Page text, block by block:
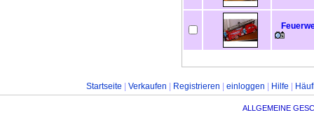
Startseite Verkaufen Registrieren einloggen Hilfe
ALLGEMEINE